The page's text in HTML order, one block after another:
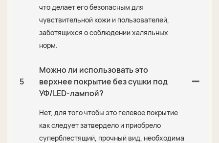
что делает его безопасным для
чувствительной кожи и пользователей,
заботящихся о соблюдении халяльных
норм.
5
Можно ли использовать это
верхнее покрытие без сушки под
УФ/LED-лампой?
Нет, для того чтобы это гелевое покрытие
как следует затвердело и приобрело
суперблестящий, прочный вид, необходима